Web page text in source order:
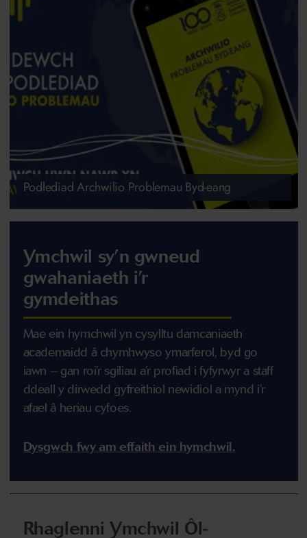
Podlediad Archwilio Problemau Byd-eang
Ymchwil sy’n gwneud
gwahaniaeth i’r
gymdeithas
Mae ein hymchwil yn cysylltu damcaniaeth
academaidd â chymhwyso ymarferol, byd go
iawn – gan roi’r sgiliau a’r profiad i fyfyrwyr a staff
ddeall y dirwedd gyfreithiol newidiol a mynd i’r
afael â heriau cyfoes.
Dysgwch fwy am effaith ein hymchwil.
Rhaglenni Ymchwil Ôl-